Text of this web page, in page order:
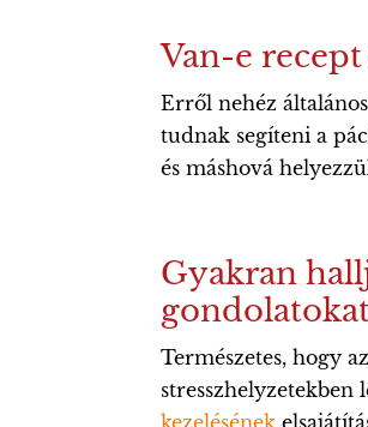
Van-e
Erről nehéz
tudnak segíteni a
és máshová
Gyakran
Természetes, hogy
stresszhelyzetekben
kezelésének